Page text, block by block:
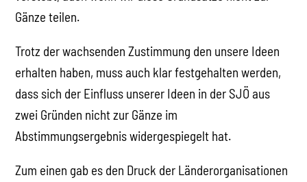
Gänze teilen.
Trotz der wachsenden Zustimmung den unsere Ideen
erhalten haben, muss auch klar festgehalten werden,
dass sich der Einfluss unserer Ideen in der SJÖ aus
zwei Gründen nicht zur Gänze im
Abstimmungsergebnis widergespiegelt hat.
Zum einen gab es den Druck der Länderorganisationen